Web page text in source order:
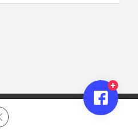
GDPR Cookie Banner